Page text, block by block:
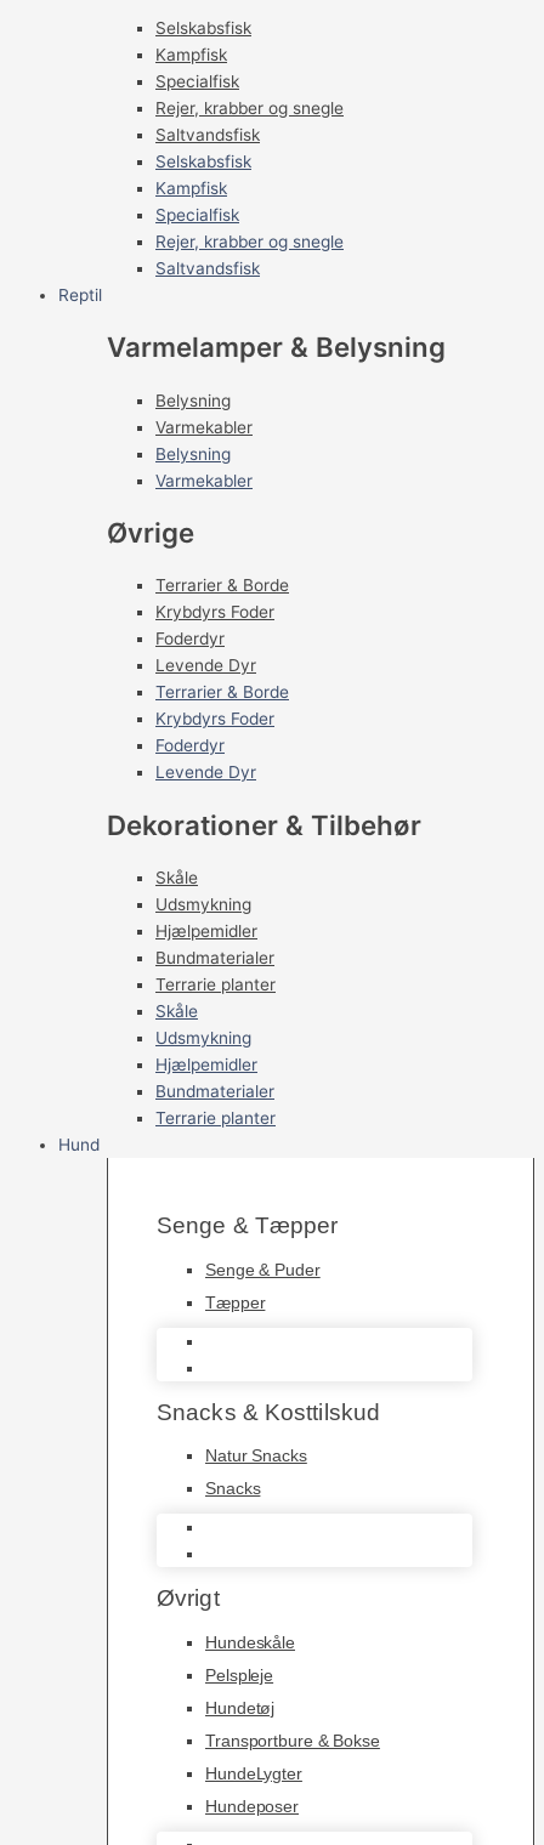
Selskabsfisk
Kampfisk
Specialfisk
Rejer, krabber og snegle
Saltvandsfisk
Selskabsfisk
Kampfisk
Specialfisk
Rejer, krabber og snegle
Saltvandsfisk
Reptil
Varmelamper & Belysning
Belysning
Varmekabler
Belysning
Varmekabler
Øvrige
Terrarier & Borde
Krybdyrs Foder
Foderdyr
Levende Dyr
Terrarier & Borde
Krybdyrs Foder
Foderdyr
Levende Dyr
Dekorationer & Tilbehør
Skåle
Udsmykning
Hjælpemidler
Bundmaterialer
Terrarie planter
Skåle
Udsmykning
Hjælpemidler
Bundmaterialer
Terrarie planter
Hund
Senge & Tæpper
Senge & Puder
Tæpper
Snacks & Kosttilskud
Natur Snacks
Snacks
Øvrigt
Hundeskåle
Pelspleje
Hundetøj
Transportbure & Bokse
HundeLygter
Hundeposer